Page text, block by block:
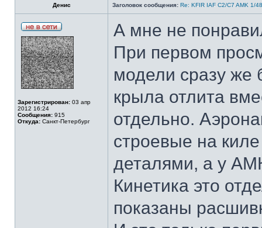
Денис Заголовок сообщения: Re: KFIR IAF C2/C7 AMK 1/48
Зарегистрирован: 03 апр
2012 16:24
Сообщения: 915
Откуда: Санкт-Петербург
А мне не
При первом
модели сразу же
крыла отлита
отдельно.
строевые на
деталями, а у
Кинетика это
показаны